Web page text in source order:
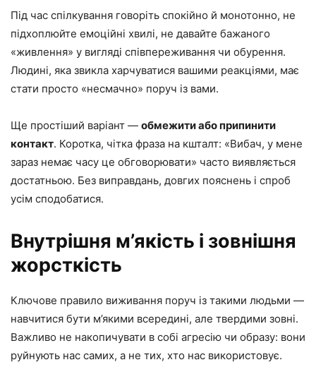
Під час спілкування говоріть спокійно й монотонно, не
підхоплюйте емоційні хвилі, не давайте бажаного
«живлення» у вигляді співпереживання чи обурення.
Людині, яка звикла харчуватися вашими реакціями, має
стати просто «несмачно» поруч із вами.
Ще простіший варіант — обмежити або припинити
контакт. Коротка, чітка фраза на кшталт: «Вибач, у мене
зараз немає часу це обговорювати» часто виявляється
достатньою. Без виправдань, довгих пояснень і спроб
усім сподобатися.
Внутрішня м’якість і зовнішня
жорсткість
Ключове правило виживання поруч із такими людьми —
навчитися бути м’якими всередині, але твердими зовні.
Важливо не накопичувати в собі агресію чи образу: вони
руйнують нас самих, а не тих, хто нас використовує.